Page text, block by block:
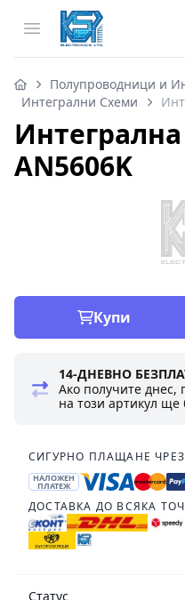
Open menu
Полупроводници и
Интегрални Схеми
AN5606K
Купи
14-ДНЕВНО
Ако получите
на този артикул
СИГУРНО ПЛАЩАНЕ
НАЛОЖЕН
ПЛАТЕЖ
ДОСТАВКА ДО ВСЯКА
Статус